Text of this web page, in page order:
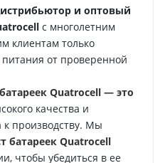
и оптовый
с многолетним
клиентам только
от проверенной
Quatrocell — это
качества и
к производству. Мы
батареек Quatrocell
чтобы убедиться в ее